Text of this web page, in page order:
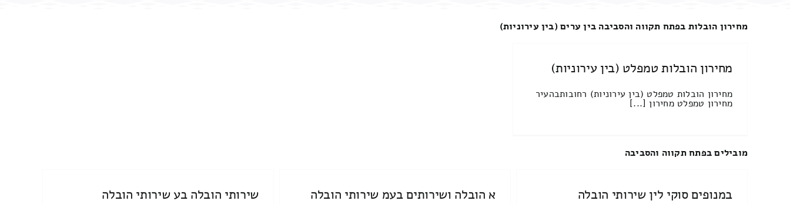
מחירון הובלות בפתח תקווה והסביבה בין ערים (בין עירוניות)
מחירון הובלות טמפלט (בין עירוניות)
מחירון הובלות טמפלט (בין עירוניות) רחובותבהעיר
מחירון טמפלט מחירון [...]
מובילים בפתח תקווה והסביבה
במנופים סוקי לין שירותי הובלה א הובלה ושירותים בעמ שירותי הובלה שירותי הובלה בע שירותי הובלה